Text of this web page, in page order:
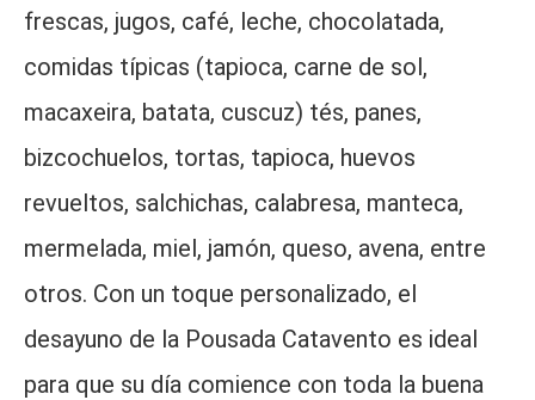
frescas, jugos, café, leche, chocolatada,
comidas típicas (tapioca, carne de sol,
macaxeira, batata, cuscuz) tés, panes,
bizcochuelos, tortas, tapioca, huevos
revueltos, salchichas, calabresa, manteca,
mermelada, miel, jamón, queso, avena, entre
otros. Con un toque personalizado, el
desayuno de la Pousada Catavento es ideal
para que su día comience con toda la buena